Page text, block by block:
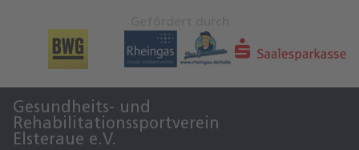
Gesundheits- und
Rehabilitationssportverein
Elsteraue e.V.